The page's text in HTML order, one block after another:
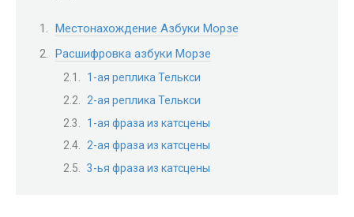
Местонахождение Азбуки Морзе
Расшифровка азбуки Морзе
1-ая реплика Телькси
2-ая реплика Телькси
1-ая фраза из катсцены
2-ая фраза из катсцены
3-ья фраза из катсцены